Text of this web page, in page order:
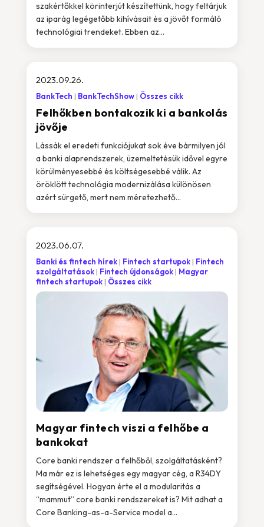
szakértőkkel körinterjút készítettünk, hogy feltárjuk
az iparág legégetőbb kihívásait és a jövőt formáló
technológiai trendeket. Ebben az...
Felhőkben bontakozik ki a bankolás
jövője
2023.09.26.
BankTech BankTechShow Összes cikk
Lássák el eredeti funkciójukat sok éve bármilyen jól
a banki alaprendszerek, üzemeltetésük idővel egyre
körülményesebbé és költségesebbé válik. Az
öröklött technológia modernizálása különösen
azért sürgető, mert nem méretezhető...
Magyar fintech viszi a felhőbe a
bankokat
2023.06.07.
Banki és fintech hírek Fintech startupok
Fintech
szolgáltatások
Fintech újdonságok
Magyar
fintech startupok
Összes cikk
Core banki rendszer a felhőből, szolgáltatásként?
Ma már ez is lehetséges egy magyar cég, a R34DY
segítségével. Hogyan érte el a modularitás a
“mammut” core banki rendszereket is? Mit adhat a
Core Banking-as-a-Service model a...